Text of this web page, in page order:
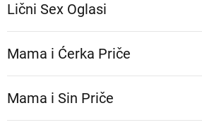
Lični Sex Oglasi
Mama i Ćerka Priče
Mama i Sin Priče